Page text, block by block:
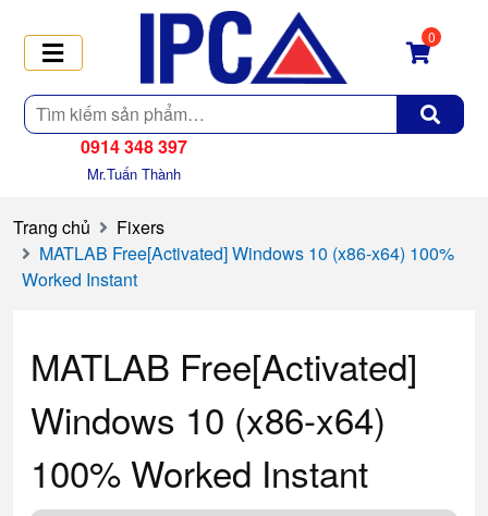
Tìm
kiếm
0
0914 348 397
Mr.Tuấn Thành
Trang chủ
Fixers
MATLAB Free[Activated] Windows 10 (x86-x64) 100%
Worked Instant
MATLAB Free[Activated]
Windows 10 (x86-x64)
100% Worked Instant